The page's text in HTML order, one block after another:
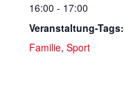
16:00 - 17:00
Veranstaltung-Tags:
Familie,Sport